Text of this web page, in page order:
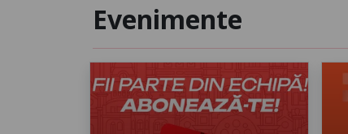
Evenimente
Află
mai
multe